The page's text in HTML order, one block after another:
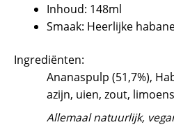
Inhoud: 148ml
Smaak: Heerlijke
Ingrediënten:
Ananaspulp (51,7%),
azijn, uien, zout,
Allemaal natuurlijk,